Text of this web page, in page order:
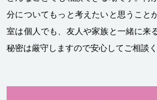
分についてもっと考えたいと思うこと
室は個人でも、友人や家族と一緒に来
秘密は厳守しますので安心してご相談く